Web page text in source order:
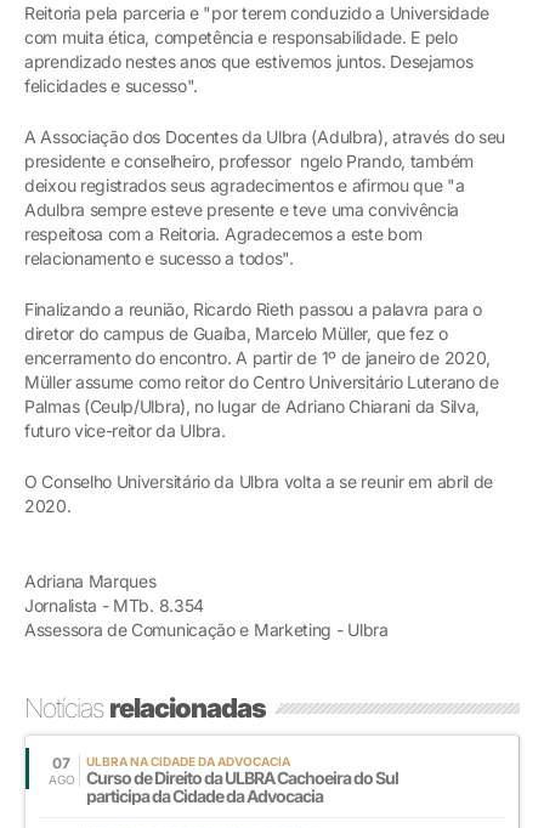
Reitoria pela parceria e "por terem conduzido a Universidade
com muita ética, competência e responsabilidade. E pelo
aprendizado nestes anos que estivemos juntos. Desejamos
felicidades e sucesso".
A Associação dos Docentes da Ulbra (Adulbra), através do seu
presidente e conselheiro, professor ngelo Prando, também
deixou registrados seus agradecimentos e afirmou que "a
Adulbra sempre esteve presente e teve uma convivência
respeitosa com a Reitoria. Agradecemos a este bom
relacionamento e sucesso a todos".
Finalizando a reunião, Ricardo Rieth passou a palavra para o
diretor do campus de Guaíba, Marcelo Müller, que fez o
encerramento do encontro. A partir de 1º de janeiro de 2020,
Müller assume como reitor do Centro Universitário Luterano de
Palmas (Ceulp/Ulbra), no lugar de Adriano Chiarani da Silva,
futuro vice-reitor da Ulbra.
O Conselho Universitário da Ulbra volta a se reunir em abril de
2020.
Adriana Marques
Jornalista - MTb. 8.354
Assessora de Comunicação e Marketing - Ulbra
Notíciasrelacionadas
07
AGO
ULBRA NA CIDADE DA ADVOCACIA
Curso de Direito da ULBRA Cachoeira do Sul
participa da Cidade da Advocacia